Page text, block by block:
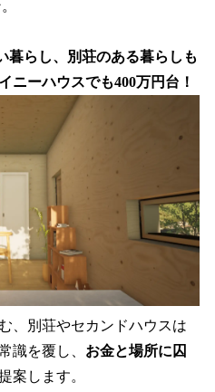
らし、別荘のある暮らしも
ニーハウスでも400万円台！
、別荘やセカンドハウスは
識を覆し、 お金と場所に囚
案します。